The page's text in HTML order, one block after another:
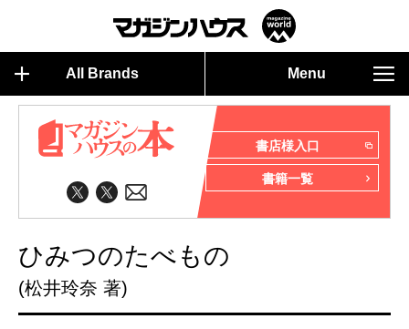
All Brands Menu
書店様入口
書籍一覧
ひみつのたべもの
(松井玲奈 著)